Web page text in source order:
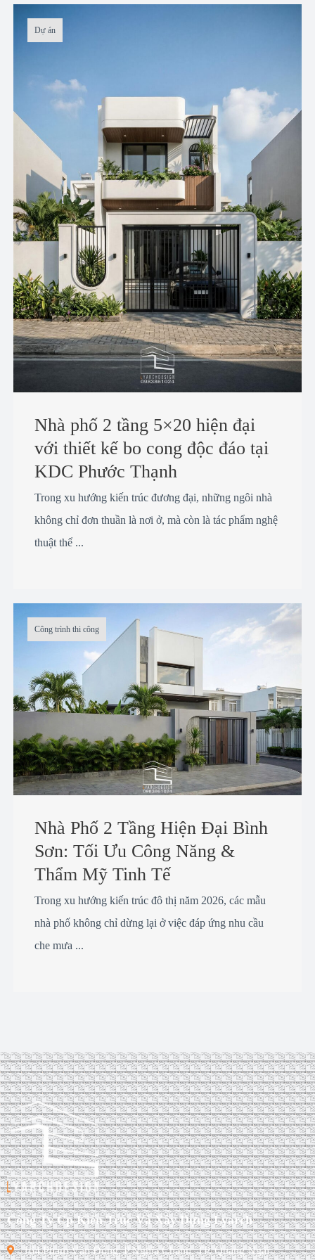
Dự án
Nhà phố 2 tầng 5×20 hiện đại
với thiết kế bo cong độc đáo tại
KDC Phước Thạnh
Trong xu hướng kiến trúc đương đại, những ngôi nhà
không chỉ đơn thuần là nơi ở, mà còn là tác phẩm nghệ
thuật thể ...
Công trình thi công
Nhà Phố 2 Tầng Hiện Đại Bình
Sơn: Tối Ưu Công Năng &
Thẩm Mỹ Tinh Tế
Trong xu hướng kiến trúc đô thị năm 2026, các mẫu
nhà phố không chỉ dừng lại ở việc đáp ứng nhu cầu
che mưa ...
Công Ty Cp Kiến Trúc Và Xây Dựng Lyarch
164 Phạm Văn Đồng, P.Nghĩa Chánh, TP. Quảng Ngãi